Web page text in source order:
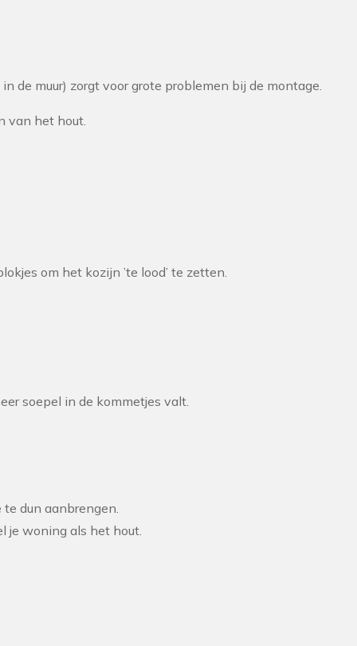
de muur) zorgt voor grote problemen bij de montage.
van het hout.
om het kozijn ’te lood’ te zetten.
soepel in de kommetjes valt.
dun aanbrengen.
je woning als het hout.